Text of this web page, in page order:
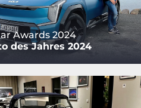
Awards 2024
des Jahres 2024